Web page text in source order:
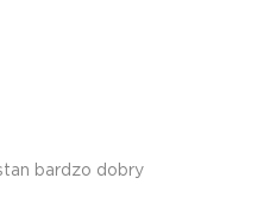
bardzo dobry